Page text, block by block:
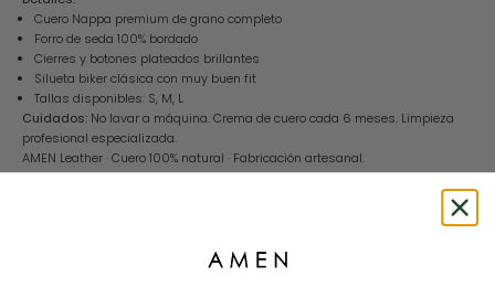
Cuero Nappa premium de grano completo
Forro de seda 100% bordado
Cierres y botones plateados brillantes
Silueta biker clásica con muy buen fit
Tallas disponibles: S, M, L
Cuidados: No lavar a máquina. Crema de cuero cada 6 meses. Limpieza
profesional especializada.
AMEN Leather · Cuero 100% natural · Fabricación artesanal.
This is amen